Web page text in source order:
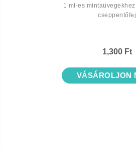
1 ml-es
cseppentőfej
1,300 Ft
VÁSÁROLJON